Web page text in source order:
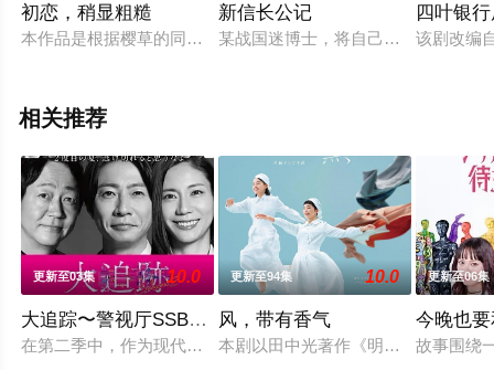
初恋，稍显粗糙
本作品是根据樱草的同名漫画改编的真人版，讲述了患有轻度
新信长公记
某战国迷博士，将自己制造的战国武
四叶银
该剧改编
相关推荐
更新至03集 10.0
大追踪〜警视厅SSBC强行犯系〜 第二季
在第二季中，作为现代刑侦关键力量的【警视厅SSBC强行犯系
更新至94集 10.0
风，带有香气
本剧以田中光著作《明治的南丁格尔
更新至06集
今晚也
故事围绕